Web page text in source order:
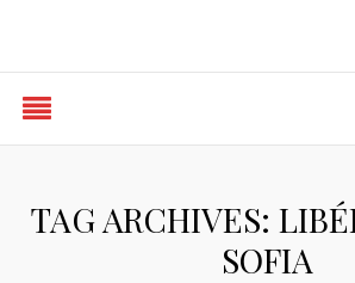
TAG ARCHIVES:
SOFIA